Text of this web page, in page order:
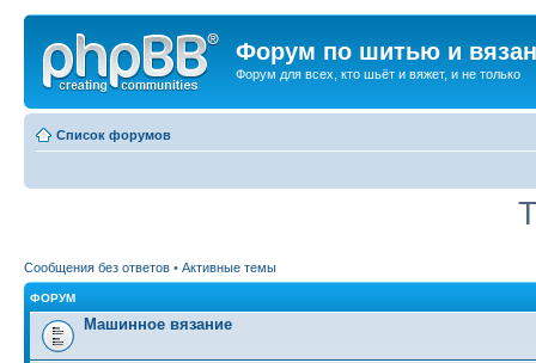
Форум по шитью и
Форум для всех, кто шьёт и вяжет, и не только
Список форумов
Сообщения без ответов • Активные темы
ФОРУМ
Машинное вязание